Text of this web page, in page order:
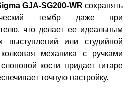
GJA-SG200-WR сохранять
тембр даже при
что делает ее идеальным
или студийной
механика с ручками
кости придает гитаре
точную настройку.